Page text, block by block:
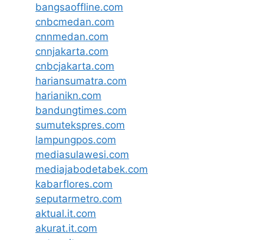
bangsaoffline.com
cnbcmedan.com
cnnmedan.com
cnnjakarta.com
cnbcjakarta.com
hariansumatra.com
harianikn.com
bandungtimes.com
sumutekspres.com
lampungpos.com
mediasulawesi.com
mediajabodetabek.com
kabarflores.com
seputarmetro.com
aktual.it.com
akurat.it.com